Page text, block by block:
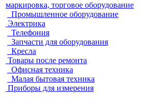
маркировка, торговое оборудование
Промышленное оборудование
Электрика
Телефония
Запчасти для оборудования
Кресла
Товары после ремонта
Офисная техника
Малая бытовая техника
Приборы для измерения